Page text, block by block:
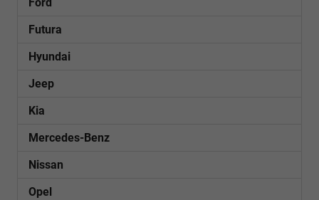
Futura
Hyundai
Jeep
Kia
Mercedes-Benz
Nissan
Opel